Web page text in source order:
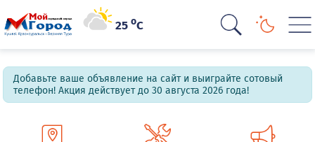
25oC
Добавьте ваше объявление на сайт и выиграйте сотовый
телефон! Акция действует до 30 августа 2026 года!